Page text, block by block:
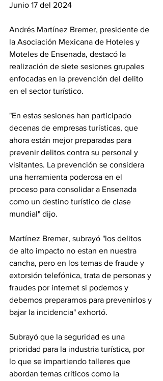
Junio 17 del 2024
Andrés Martínez Bremer, presidente de
la Asociación Mexicana de Hoteles y
Moteles de Ensenada, destacó la
realización de siete sesiones grupales
enfocadas en la prevención del delito
en el sector turístico.
"En estas sesiones han participado
decenas de empresas turísticas, que
ahora están mejor preparadas para
prevenir delitos contra su personal y
visitantes. La prevención se considera
una herramienta poderosa en el
proceso para consolidar a Ensenada
como un destino turístico de clase
mundial" dijo.
Martínez Bremer, subrayó "los delitos
de alto impacto no estan en nuestra
cancha, pero en los temas de fraude y
extorsión telefónica, trata de personas y
fraudes por internet si podemos y
debemos prepararnos para prevenirlos y
bajar la incidencia" exhortó.
Subrayó que la seguridad es una
prioridad para la industria turística, por
lo que se impartiendo talleres que
abordan temas críticos como la